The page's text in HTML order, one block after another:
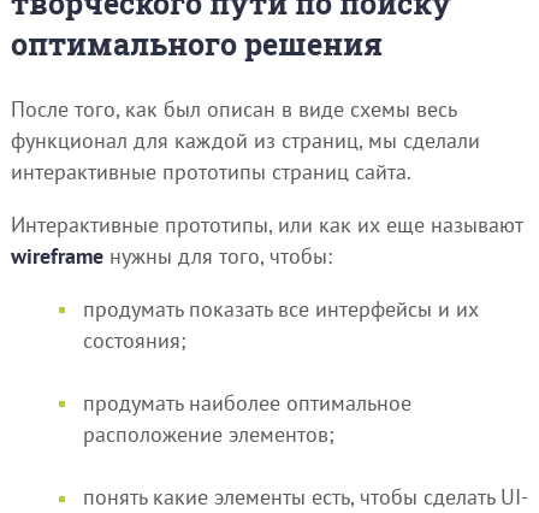
оптимального решения
После того, как был описан в виде схемы весь
функционал для каждой из страниц, мы сделали
интерактивные прототипы страниц сайта.
Интерактивные прототипы, или как их еще называют
wireframeнужны для того, чтобы:
продумать показать все интерфейсы и их
состояния;
продумать наиболее оптимальное
расположение элементов;
понять какие элементы есть, чтобы сделать UI-